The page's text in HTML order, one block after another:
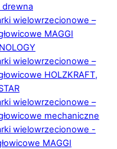
drewna
wielowrzecionowe –
MAGGI
wielowrzecionowe –
HOLZKRAFT,
wielowrzecionowe –
mechaniczne
wielowrzecionowe -
MAGGI